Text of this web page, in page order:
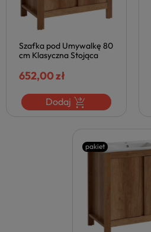
Szafka pod Umywalkę 80
cm Klasyczna Stojąca
Łazienki COMAD
652,00 zł
Dodaj
pakiet